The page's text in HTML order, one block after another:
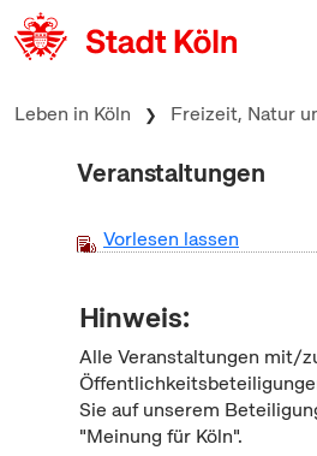
zum Inhalt springen
Leben in Köln Freizeit, Natur
Veranstaltungen
Vorlesen lassen
Hinweis:
Alle Veranstaltungen mit/
Sie auf unserem
"Meinung für Köln".